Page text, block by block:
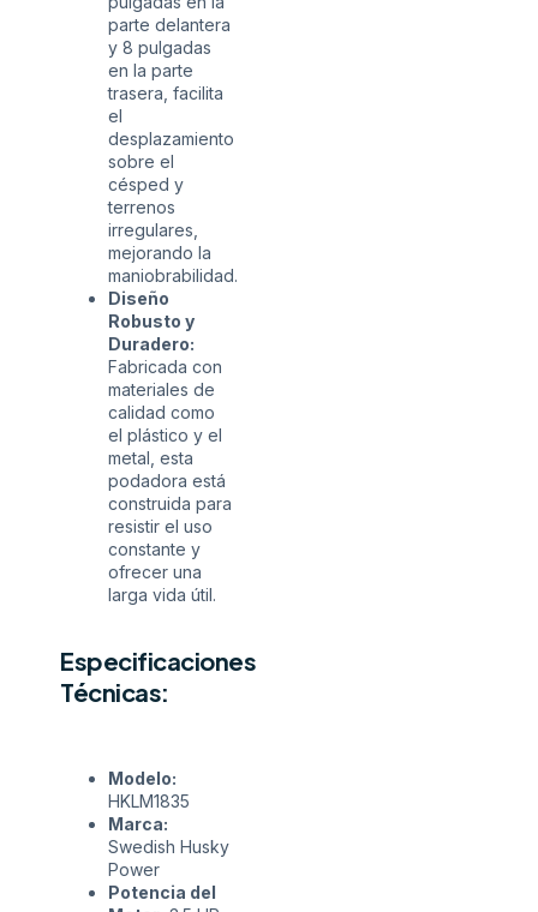
parte delantera
y 8 pulgadas
en la parte
trasera, facilita
el
desplazamiento
sobre el
césped y
terrenos
irregulares,
mejorando la
maniobrabilidad.
Diseño
Robusto y
Duradero:
Fabricada con
materiales de
calidad como
el plástico y el
metal, esta
podadora está
construida para
resistir el uso
constante y
ofrecer una
larga vida útil.
Especificaciones
Técnicas:
Modelo:
HKLM1835
Marca:
Swedish Husky
Power
Potencia del